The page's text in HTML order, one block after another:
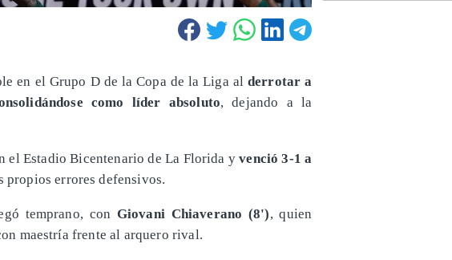
en el Grupo D de la Copa de la Liga al derrotar a
como líder absoluto, dejando a la
el Estadio Bicentenario de La Florida yvenció 3-1 a
propios errores defensivos.
temprano, con Giovani Chiaverano (8'), quien
maestría frente al arquero rival.